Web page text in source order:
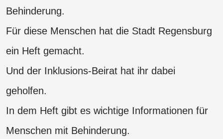
Behinderung.
Für diese Menschen hat die Stadt Regensburg
ein Heft gemacht.
Und der Inklusions-Beirat hat ihr dabei
geholfen.
​​​​​​​In dem Heft gibt es wichtige Informationen für
Menschen mit Behinderung.